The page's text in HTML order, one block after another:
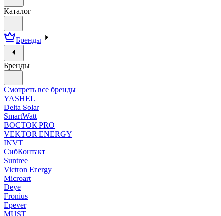
Каталог
Бренды
Бренды
Смотреть все бренды
YASHEL
Delta Solar
SmartWatt
ВОСТОК PRO
VEKTOR ENERGY
INVT
СибКонтакт
Suntree
Victron Energy
Microart
Deye
Fronius
Epever
MUST